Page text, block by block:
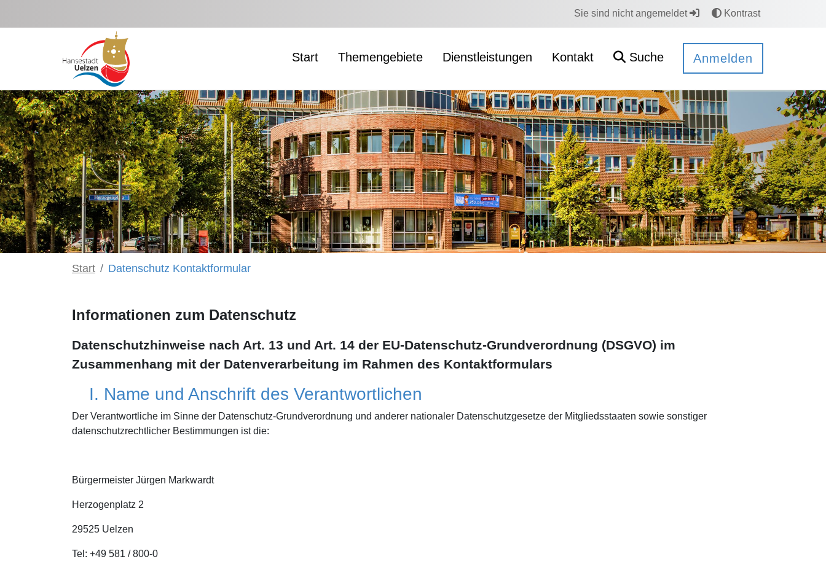
Sie sind nicht angemeldet Kontrast
Start Themengebiete Dienstleistungen Kontakt Suche Anmelden
Start Datenschutz Kontaktformular
Informationen zum Datenschutz
Datenschutzhinweise nach Art. 13 und Art. 14 der EU-Datenschutz-Grundverordnung (DSGVO) im
Zusammenhang mit der Datenverarbeitung im Rahmen des Kontaktformulars
I. Name und Anschrift des Verantwortlichen
Der Verantwortliche im Sinne der Datenschutz-Grundverordnung und anderer nationaler Datenschutzgesetze der Mitgliedsstaaten sowie sonstiger
datenschutzrechtlicher Bestimmungen ist die:
Bürgermeister Jürgen Markwardt
Herzogenplatz 2
29525 Uelzen
Tel: +49 581 / 800-0